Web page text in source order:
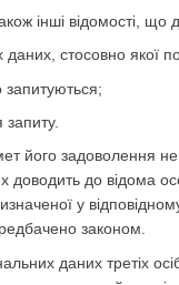
інші відомості,
стосовно якої
його задоволення
доводить до відома
у
законом.
даних третіх